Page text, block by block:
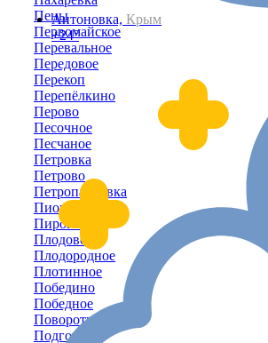
Антоновка, Крым
+24°
Пены
Первомайское
Перевальное
Передовое
Перекоп
Перепёлкино
Перово
Песочное
Песчаное
Петровка
Петрово
Петропавловка
Пионерское
Пироговка
Плодовое
Плодородное
Плотинное
Победино
Победное
Поворотное
Подгорное